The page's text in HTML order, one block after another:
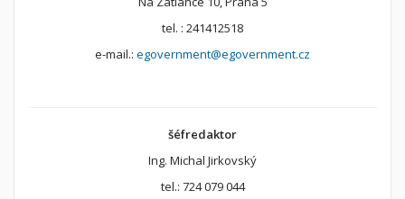
tel. : 241412518
e-mail.: egovernment@egovernment.cz
šéfredaktor
Ing. Michal Jirkovský
tel.: 724 079 044